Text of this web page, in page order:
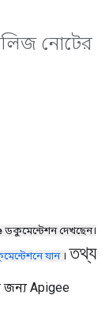
নোটের
ডকুমেন্টেশন দেখছেন।
যান। তথ্য
জন্য Apigee